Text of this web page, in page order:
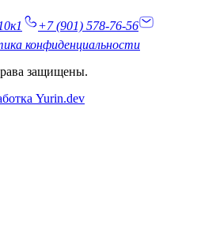
+7 (901) 578-76-56
конфиденциальности
защищены.
Yurin.dev